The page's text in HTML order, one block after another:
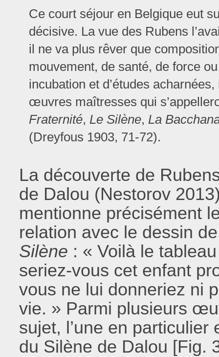
Ce court séjour en Belgique eut
décisive. La vue des Rubens
il ne va plus rêver que
mouvement, de santé, de force
incubation et d’études
œuvres maîtresses qui
Fraternité, Le Silène, La
(Dreyfous 1903, 71-72).
La découverte de
de Dalou (Nestorov
mentionne précisément
relation avec le dessin
Silène : « Voilà le
seriez-vous cet enfant
vous ne lui donneriez ni
vie. » Parmi plusieurs
sujet, l’une en
du Silène de Dalou [Fig.